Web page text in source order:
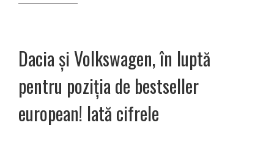
Dacia și Volkswagen, în luptă
pentru poziția de bestseller
european! Iată cifrele